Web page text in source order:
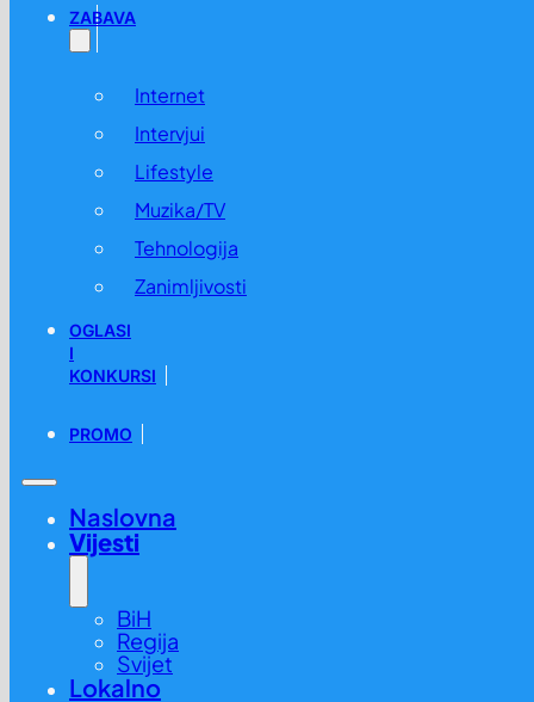
ZABAVA
Internet
Intervjui
Lifestyle
Muzika/TV
Tehnologija
Zanimljivosti
OGLASI
I
KONKURSI
PROMO
Naslovna
Vijesti
BiH
Regija
Svijet
Lokalno